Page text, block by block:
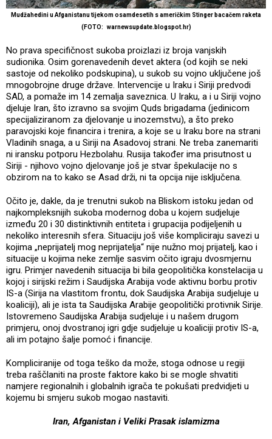
Mudžahedini u Afganistanu tijekom osamdesetih s američkim Stinger bacačem raketa
(FOTO: warnewsupdate.blogspot.hr)
No prava specifičnost sukoba proizlazi iz broja vanjskih
sudionika. Osim gorenavedenih devet aktera (od kojih se neki
sastoje od nekoliko podskupina), u sukob su vojno uključene još
mnogobrojne druge države. Intervencije u Iraku i Siriji predvodi
SAD, a pomaže im 14 zemalja saveznica. U Iraku, a i u Siriji vojno
djeluje Iran, što izravno sa svojim Quds brigadama (jedinicom
specijaliziranom za djelovanje u inozemstvu), a što preko
paravojski koje financira i trenira, a koje se u Iraku bore na strani
Vladinih snaga, a u Siriji na Asadovoj strani. Ne treba zanemariti
ni iransku potporu Hezbolahu. Rusija također ima prisutnost u
Siriji - njihovo vojno djelovanje još je stvar špekulacije no s
obzirom na to kako se Asad drži, ni ta opcija nije isključena.
Očito je, dakle, da je trenutni sukob na Bliskom istoku jedan od
najkompleksnijih sukoba modernog doba u kojem sudjeluje
između 20 i 30 distinktivnih entiteta i grupacija podijeljenih u
nekoliko interesnih sfera. Situaciju još više kompliciraju savezi u
kojima „neprijatelj mog neprijatelja“ nije nužno moj prijatelj, kao i
situacije u kojima neke zemlje sasvim očito igraju dvosmjernu
igru. Primjer navedenih situacija bi bila geopolitička konstelacija u
kojoj i sirijski režim i Saudijska Arabija vode aktivnu borbu protiv
IS-a (Sirija na vlastitom frontu, dok Saudijska Arabija sudjeluje u
koaliciji), ali je ista ta Saudijska Arabije geopolitički protivnik Sirije.
Istovremeno Saudijska Arabija sudjeluje i u našem drugom
primjeru, onoj dvostranoj igri gdje sudjeluje u koaliciji protiv IS-a,
ali im potajno šalje pomoć i financije.
Kompliciranije od toga teško da može, stoga odnose u regiji
treba raščlaniti na proste faktore kako bi se mogle shvatiti
namjere regionalnih i globalnih igrača te pokušati predvidjeti u
kojemu bi smjeru sukob mogao nastaviti.
Iran, Afganistan i Veliki Prasak islamizma